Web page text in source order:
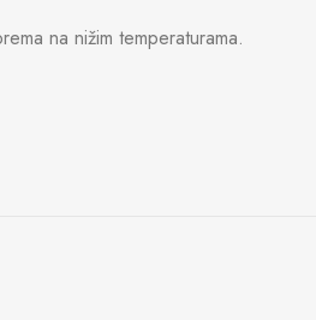
na nižim temperaturama.